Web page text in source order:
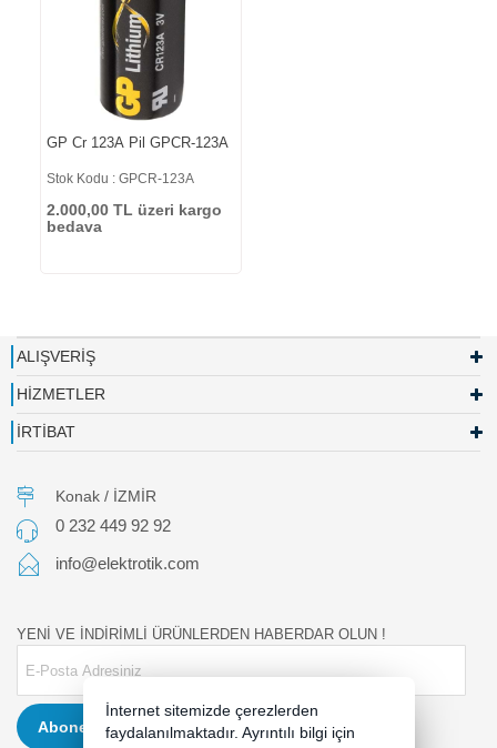
GP Cr 123A Pil GPCR-123A
Stok Kodu : GPCR-123A
2.000,00 TL üzeri kargo
bedava
ALIŞVERİŞ
HİZMETLER
İRTİBAT
Konak / İZMİR
0 232 449 92 92
info@elektrotik.com
YENİ VE İNDİRİMLİ ÜRÜNLERDEN HABERDAR OLUN !
Abone Ol
İnternet sitemizde çerezlerden
faydalanılmaktadır. Ayrıntılı bilgi için